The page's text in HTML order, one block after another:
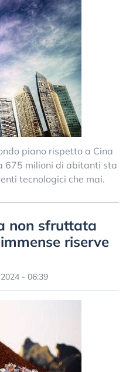
piano rispetto a Cina
675 milioni di abitanti sta
tecnologici che mai.
non sfruttata
riserve
- 06:39